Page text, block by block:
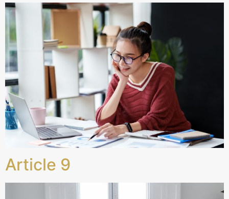
Article 9